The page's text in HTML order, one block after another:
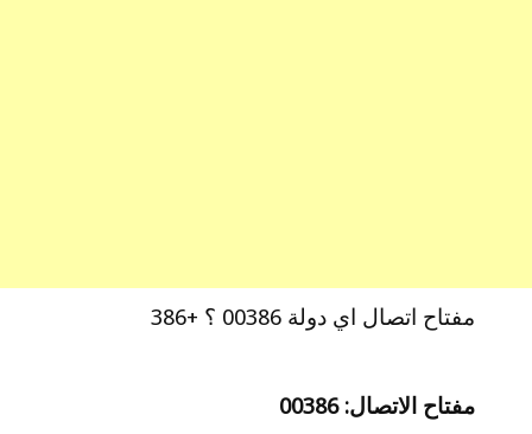
مفتاح اتصال اي دولة 00386 ؟ +386
مفتاح الاتصال: 00386